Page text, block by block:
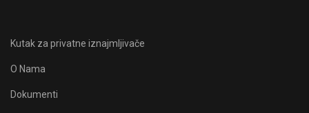
Kutak za privatne iznajmljivače
O Nama
Dokumenti